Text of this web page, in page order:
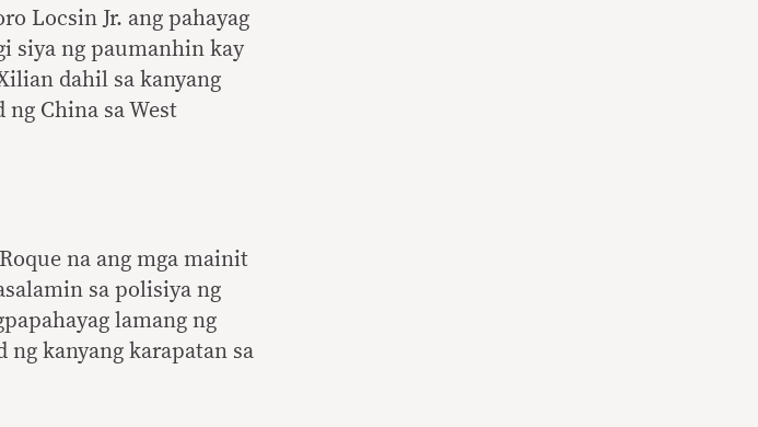
Locsin Jr. ang pahayag
siya ng paumanhin kay
dahil sa kanyang
China sa West
na ang mga mainit
sa polisiya ng
lamang ng
ng kanyang karapatan sa